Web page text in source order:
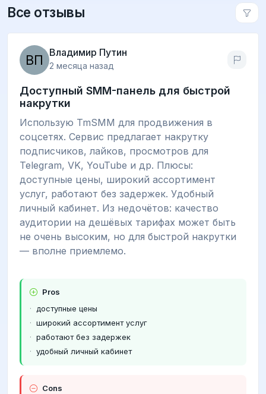
Все отзывы
Владимир Путин
2 месяца назад
Доступный SMM-панель для быстрой
накрутки
Использую TmSMM для продвижения в
соцсетях. Сервис предлагает накрутку
подписчиков, лайков, просмотров для
Telegram, VK, YouTube и др. Плюсы:
доступные цены, широкий ассортимент
услуг, работают без задержек. Удобный
личный кабинет. Из недочётов: качество
аудитории на дешёвых тарифах может быть
не очень высоким, но для быстрой накрутки
— вполне приемлемо.
Pros
доступные цены
широкий ассортимент услуг
работают без задержек
удобный личный кабинет
Cons